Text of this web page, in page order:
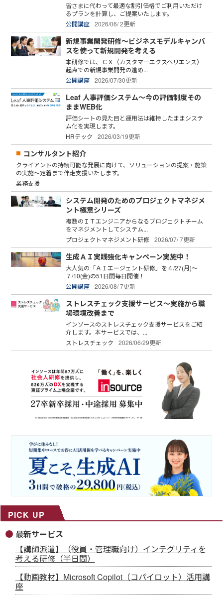
皆さまに代わって最適な割引価格でご利用いただけ
るプランを計算し、ご提案いたします。
公開講座 2026/06/ 2更新
新規事業開発研修～ビジネスモデルキャンバ
スを使って新規開発を考える
本研修では、ＣＸ（カスタマーエクスペリエンス）
起点での新規事業開発の進め...
公開講座 2026/07/30更新
Leaf 人事評価システム～今の評価制度その
ままWEB化
評価シートの見た目と運用法は維持したままシステ
ム化を実現します。
HRテック
2026/03/19更新
コンサルタント紹介
クライアントの持続可能な発展に向けて、ソリューションの提案・施策
の実施～定着まで伴走支援いたします。
業務支援
システム開発のためのプロジェクトマネジメ
ント極意シリーズ
複数のＩＴエンジニアからなるプロジェクトチーム
をマネジメントしてシステム...
プロジェクトマネジメント研修 2026/07/ 7更新
生成ＡＩ実践強化キャンペーン実施中！
大人気の「ＡＩエージェント研修」を４/27(月)～
７/10(金)の51日間毎日開催！
公開講座 2026/08/ 7更新
ストレスチェック支援サービス～実施から職
場環境改善まで
インソースのストレスチェック支援サービスをご紹
介します。本サービスでは、...
ストレスチェック
2026/06/29更新
PICK UP
最新サービス
【講師派遣】（役員・管理職向け）インテグリティを
考える研修（半日間）
【動画教材】Microsoft Copilot（コパイロット）活用講
座